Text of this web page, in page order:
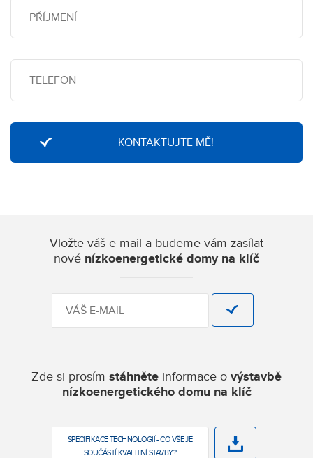
Vložte váš e-mail a budeme vám zasílat
nové nízkoenergetické domy na klíč
Zde si prosím stáhněte informace o výstavbě
nízkoenergetického domu na klíč
SPECIFIKACE TECHNOLOGIÍ - CO VŠE JE
SOUČÁSTÍ KVALITNÍ STAVBY?